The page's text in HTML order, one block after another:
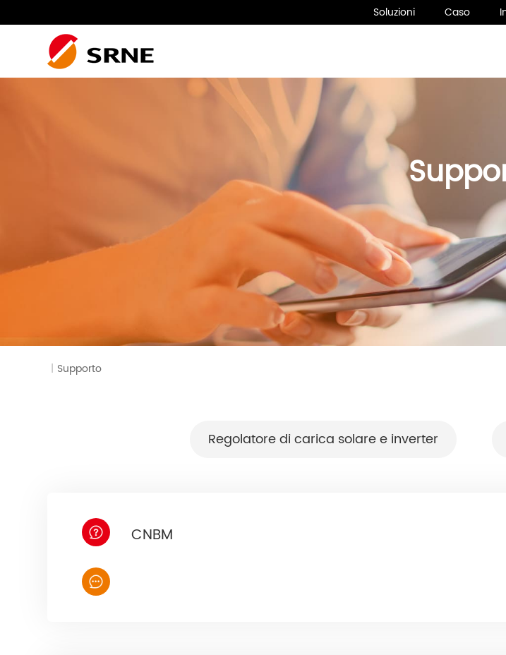
Soluzioni Caso
Residenziale fotovoltaico Sistema di
Profilo
Impianto fotovoltaico residenziale
Sistema di accumulo
Sistema camper
Monitoraggio
Serie HESP 4-6KW
| Supporto
Regolatore di carica solare e inverter
CNBM